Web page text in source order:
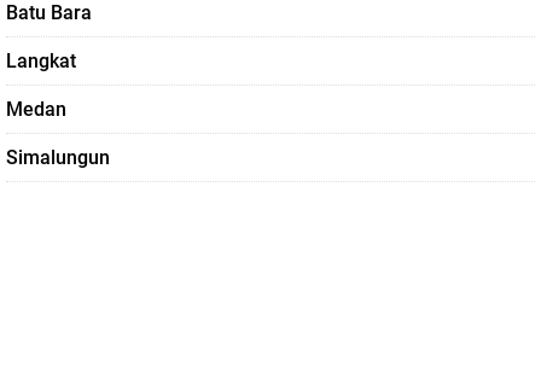
Batu Bara
Langkat
Medan
Simalungun